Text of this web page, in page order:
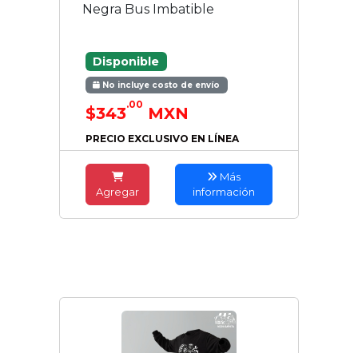
Negra Bus Imbatible
Disponible
No incluye costo de envío
$343.00 MXN
PRECIO EXCLUSIVO EN LÍNEA
Agregar
Más
información